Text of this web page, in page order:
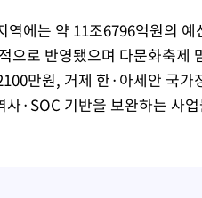
봐주기 감사' 유병호 구속기소
돌파, 4053명 발생 1850명 사망
역에는 약 11조6796억원의
으로 반영됐으며 다문화축제
만원, 거제 한·아세안 국
사·SOC 기반을 보완하는 사